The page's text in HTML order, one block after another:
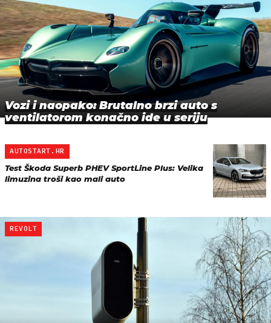
Vozi i naopako: Brutalno brzi auto s
ventilatorom konačno ide u seriju
AUTOSTART.HR
Test Škoda Superb PHEV SportLine Plus: Velika
limuzina troši kao mali auto
REVOLT